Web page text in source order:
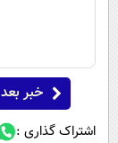
خبر بعد
اشتراک گذاری :